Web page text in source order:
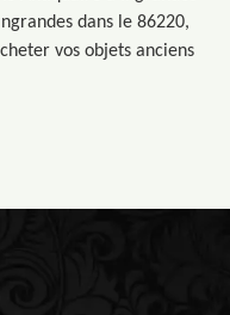
dans le 86220,
vos objets anciens